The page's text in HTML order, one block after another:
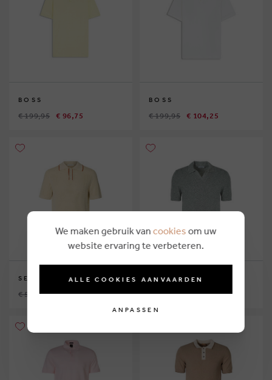
BOSS
€ 199,95 € 96,75
BOSS
€ 199,95 € 104,25
SELECTED HOMME
€ 59,99 € 33,75
GRAN SASSO
€ 189,95 € 96,75
We maken gebruik van cookies om uw
website ervaring te verbeteren.
ALLE COOKIES AANVAARDEN
ANPASSEN